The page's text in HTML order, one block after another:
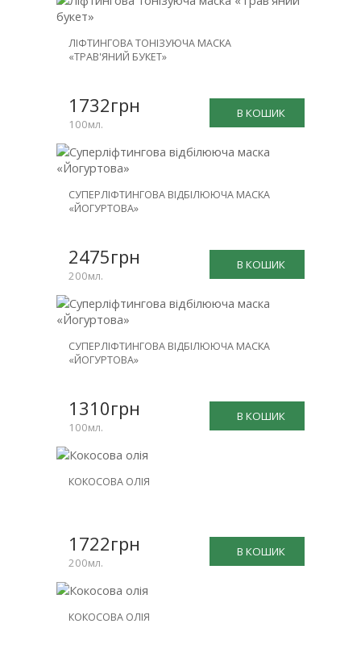
ЛІФТИНГОВА ТОНІЗУЮЧА МАСКА
«ТРАВ'ЯНИЙ БУКЕТ»
В КОШИК
1732грн
100мл.
СУПЕРЛІФТИНГОВА ВІДБІЛЮЮЧА МАСКА
«ЙОГУРТОВА»
В КОШИК
2475грн
200мл.
СУПЕРЛІФТИНГОВА ВІДБІЛЮЮЧА МАСКА
«ЙОГУРТОВА»
В КОШИК
1310грн
100мл.
КОКОСОВА ОЛІЯ
В КОШИК
1722грн
200мл.
КОКОСОВА ОЛІЯ